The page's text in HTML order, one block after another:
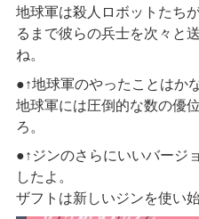
地球軍は殺人ロボットたち
るまで彼らの兵士を次々と
ね。
●↑地球軍のやったことはか
地球軍には圧倒的な数の優
ろ。
●↑ジンのさらにいいバージ
したよ。
ザフトは新しいジンを使い